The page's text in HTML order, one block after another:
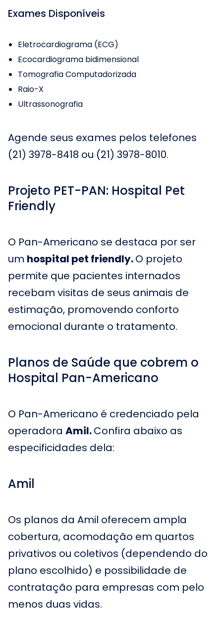
Exames Disponíveis
Eletrocardiograma (ECG)
Ecocardiograma bidimensional
Tomografia Computadorizada
Raio-X
Ultrassonografia
Agende seus exames pelos telefones
(21) 3978-8418 ou (21) 3978-8010.
Projeto PET-PAN: Hospital Pet
Friendly
O Pan-Americano se destaca por ser
um hospital pet friendly.O projeto
permite que pacientes internados
recebam visitas de seus animais de
estimação, promovendo conforto
emocional durante o tratamento.
Planos de Saúde que cobrem o
Hospital Pan-Americano
O Pan-Americano é credenciado pela
operadora Amil.Confira abaixo as
especificidades dela:
Amil
Os planos da Amil oferecem ampla
cobertura, acomodação em quartos
privativos ou coletivos (dependendo do
plano escolhido) e possibilidade de
contratação para empresas com pelo
menos duas vidas.